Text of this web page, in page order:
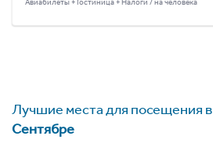
Авиабилеты + Гостиница + Налоги / на человека
Лучшие места для посещения в
Сентябре